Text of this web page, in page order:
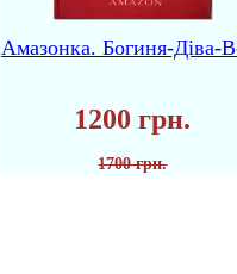
Амазонка. Богиня-Діва-
1200 грн.
1700 грн.